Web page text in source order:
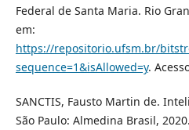
Federal de Santa Maria. Rio
em:
https://repositorio.ufsm.br/
sequence=1&isAllowed=y.
SANCTIS, Fausto Martin de.
São Paulo: Almedina Brasil,